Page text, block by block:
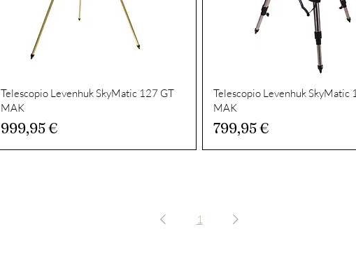
Telescopio Levenhuk SkyMatic 127 GT
MAK
Prezzo
999,95 €
Telescopio Levenhuk SkyMatic
MAK
Prezzo
799,95 €
1